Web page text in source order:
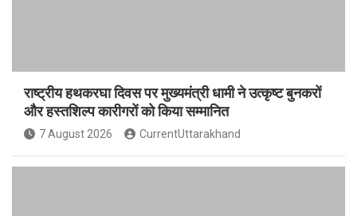
राष्ट्रीय हथकरघा दिवस पर मुख्यमंत्री धामी ने उत्कृष्ट बुनकरों
और हस्तशिल्प कारीगरों को किया सम्मानित
7 August 2026 CurrentUttarakhand